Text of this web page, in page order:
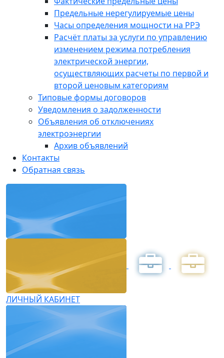
Предельные нерегулируемые цены
Часы определения мощности на РРЭ
Расчёт платы за услуги по управлению
изменением режима потребления
электрической энергии,
осуществляющих расчеты по первой и
второй ценовым категориям
Типовые формы договоров
Уведомления о задолженности
Объявления об отключениях
электроэнергии
Архив объявлений
Контакты
Обратная связь
ЛИЧНЫЙ КАБИНЕТ